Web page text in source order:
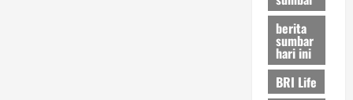
berita
sumbar
hari ini
BRI Life